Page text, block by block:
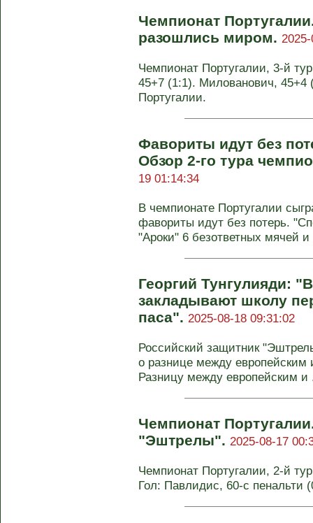
Чемпионат
разошлись миром.
Чемпионат Португалии, 3-й
45+7 (1:1). Милованович,
Португалии.
Фавориты идут без
Обзор 2-го тура
19 01:14:34
В чемпионате Португалии
фавориты идут без потерь.
"Ароки" 6 безответных мячей и
Георгий Тунгулияди:
закладывают школу
паса". 2025-08-18 09:31:02
Российский защитник
о разнице между
Разницу между европейским и
Чемпионат
"Эштрелы". 2025-08-17
Чемпионат Португалии, 2-й
Гол: Павлидис, 60-с пенальти